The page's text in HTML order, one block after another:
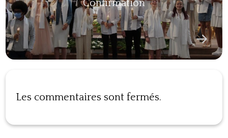
Confirmation
Les commentaires sont fermés.